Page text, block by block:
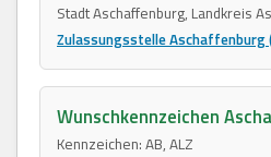
Stadt Aschaffenburg, Landkreis
Zulassungsstelle Aschaffenburg
Wunschkennzeichen
Kennzeichen: AB, ALZ